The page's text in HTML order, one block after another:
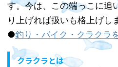
す。今は、この端っこに追
り上げれば扱いも格上げ
●釣り・バイク・クラクラ
クラクラとは